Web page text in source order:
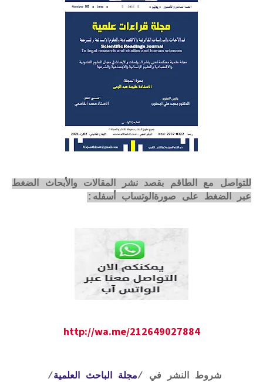
للتواصل مع الطاقم بقصد نشر المقالات والأبحاث الضغط
عبر الضغط على صورةالوتساب أسفله:
http://wa.me/212649027884
شروط النشر في /مجلة الباحث العلمية/